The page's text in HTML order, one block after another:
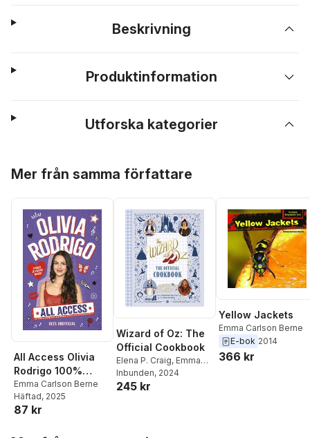
Beskrivning
Produktinformation
Utforska kategorier
Mer från samma författare
All Access Olivia
Rodrigo 100%
Unofficial
Emma Carlson Berne
Häftad, 2025
87 kr
Wizard of Oz: The
Official Cookbook
Elena P. Craig, Emma
Carlson Berne,
Elizabeth Fish
Inbunden, 2024
245 kr
Yellow Jackets
Emma Carlson Berne
E-bok 2014
366 kr